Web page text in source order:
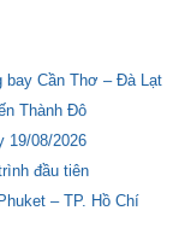
bay Cần Thơ – Đà Lạt
Thành Đô
19/08/2026
đầu tiên
– TP. Hồ Chí